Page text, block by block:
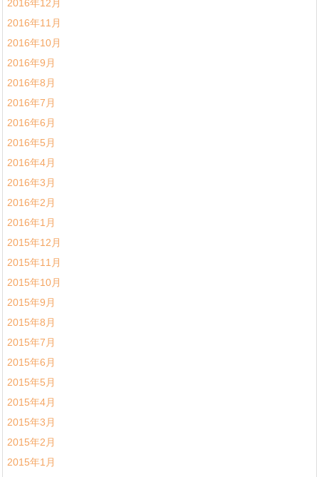
2016年12月
2016年11月
2016年10月
2016年9月
2016年8月
2016年7月
2016年6月
2016年5月
2016年4月
2016年3月
2016年2月
2016年1月
2015年12月
2015年11月
2015年10月
2015年9月
2015年8月
2015年7月
2015年6月
2015年5月
2015年4月
2015年3月
2015年2月
2015年1月